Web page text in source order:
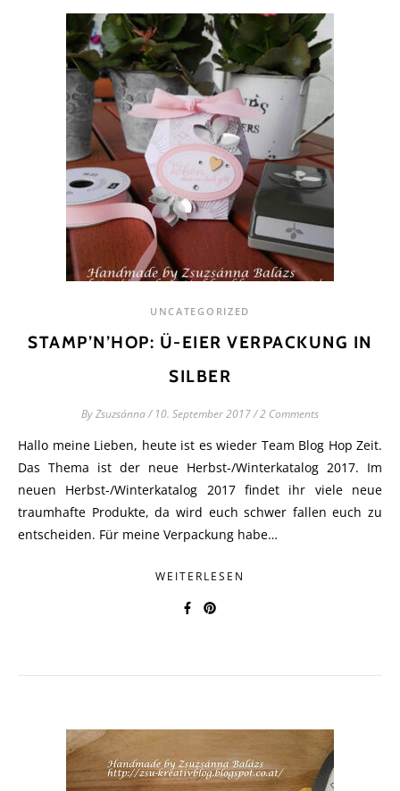
UNCATEGORIZED
STAMP’N’HOP: Ü-EIER VERPACKUNG IN
SILBER
ByZsuzsánna/ 10. September 2017/2 Comments
Hallo meine Lieben, heute ist es wieder Team Blog Hop Zeit.
Das Thema ist der neue Herbst-/Winterkatalog 2017. Im
neuen Herbst-/Winterkatalog 2017 findet ihr viele neue
traumhafte Produkte, da wird euch schwer fallen euch zu
entscheiden. Für meine Verpackung habe…
WEITERLESEN